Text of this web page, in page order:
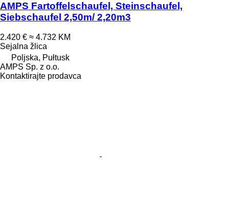
AMPS Fartoffelschaufel, Steinschaufel,
Siebschaufel 2,50m/ 2,20m3
2.420 € ≈ 4.732 KM
Sejalna žlica
Poljska, Pułtusk
AMPS Sp. z o.o.
Kontaktirajte prodavca